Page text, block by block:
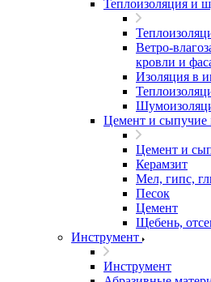
Теплоизоляция и
Ветро-
кровли и
Изоляция в
Цемент и сыпучие
Цемент и
Керамзит
Мел, гипс,
Песок
Цемент
Щебень,
Инструмент
Инструмент